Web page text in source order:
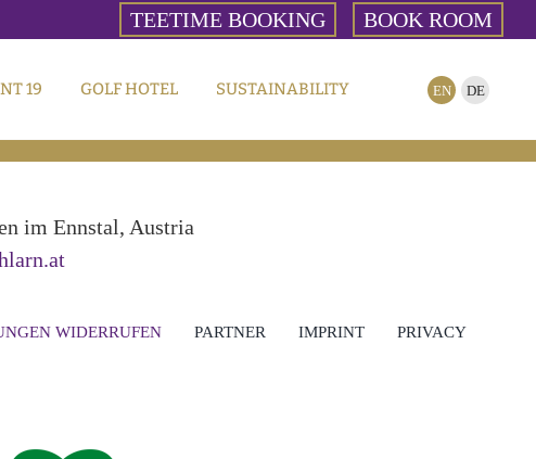
TEETIME BOOKING BOOK ROOM
19 GOLF HOTEL SUSTAINABILITY EN DE
im Ennstal, Austria
WIDERRUFEN PARTNER IMPRINT PRIVACY